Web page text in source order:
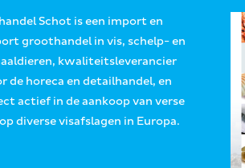
Schot is een import en
groothandel in vis, schelp- en
kwaliteitsleverancier
de horeca en detailhandel, en
actief in de aankoop van verse
diverse visafslagen in Europa.